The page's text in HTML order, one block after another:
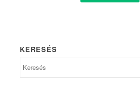
KERESÉS